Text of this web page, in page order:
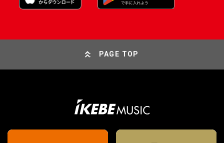
PAGE TOP